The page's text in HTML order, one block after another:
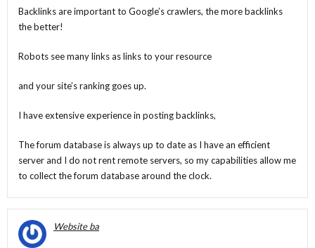
Backlinks are important to Google’s crawlers, the more backlinks
the better!
Robots see many links as links to your resource
and your site’s ranking goes up.
I have extensive experience in posting backlinks,
The forum database is always up to date as I have an efficient
server and I do not rent remote servers, so my capabilities allow me
to collect the forum database around the clock.
Website ba